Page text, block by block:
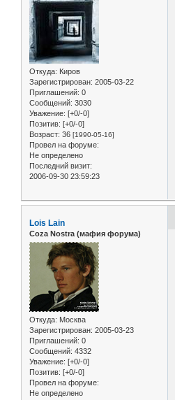
Откуда: Киров
Зарегистрирован: 2005-03-22
Приглашений: 0
Сообщений: 3030
Уважение: [+0/-0]
Позитив: [+0/-0]
Возраст: 36 [1990-05-16]
Провел на форуме:
Не определено
Последний визит:
2006-09-30 23:59:23
Lois Lain
Coza Nostra (мафия форума)
Откуда: Москва
Зарегистрирован: 2005-03-23
Приглашений: 0
Сообщений: 4332
Уважение: [+0/-0]
Позитив: [+0/-0]
Провел на форуме:
Не определено